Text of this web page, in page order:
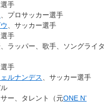
選手
、プロサッカー選手
、サッカー選手
選手
、ラッパー、歌手、ソングライタ
選手
ルナンデス
、サッカー選手
サー、タレント（元ONE N’